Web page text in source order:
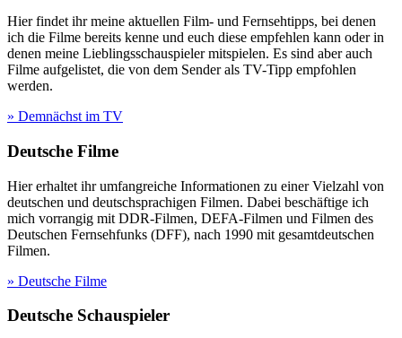
Hier findet ihr meine aktuellen Film- und Fernsehtipps, bei denen
ich die Filme bereits kenne und euch diese empfehlen kann oder in
denen meine Lieblingsschauspieler mitspielen. Es sind aber auch
Filme aufgelistet, die von dem Sender als TV-Tipp empfohlen
werden.
» Demnächst im TV
Deutsche Filme
Hier erhaltet ihr umfangreiche Informationen zu einer Vielzahl von
deutschen und deutschsprachigen Filmen. Dabei beschäftige ich
mich vorrangig mit DDR-Filmen, DEFA-Filmen und Filmen des
Deutschen Fernsehfunks (DFF), nach 1990 mit gesamtdeutschen
Filmen.
» Deutsche Filme
Deutsche Schauspieler